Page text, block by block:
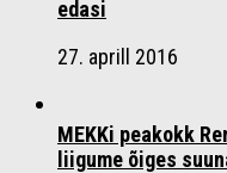
edasi
27. aprill 2016
MEKKi peakokk
liigume õiges